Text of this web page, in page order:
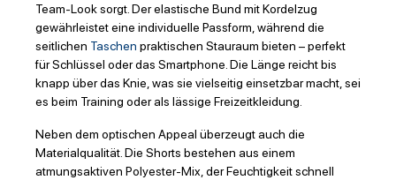
Team-Look sorgt. Der elastische Bund mit Kordelzug
gewährleistet eine individuelle Passform, während die
seitlichen Taschen praktischen Stauraum bieten – perfekt
für Schlüssel oder das Smartphone. Die Länge reicht bis
knapp über das Knie, was sie vielseitig einsetzbar macht, sei
es beim Training oder als lässige Freizeitkleidung.
Neben dem optischen Appeal überzeugt auch die
Materialqualität. Die Shorts bestehen aus einem
atmungsaktiven Polyester-Mix, der Feuchtigkeit schnell